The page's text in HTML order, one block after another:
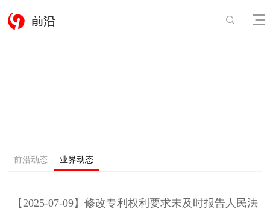
前沿动态 业界动态
【2025-07-09】修改专利权利要求未及时报告人民法